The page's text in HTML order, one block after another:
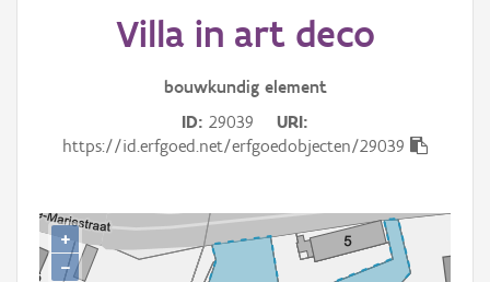
Gebeurtenis
Persoon of collectief
Villa in art deco
bouwkundig element
ID 29039
URI
https://id.erfgoed.net/erfgoedobjecten/29039
+
−